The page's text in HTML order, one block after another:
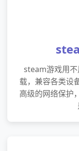
steam游戏用
载，兼容各类设
高级的网络保护